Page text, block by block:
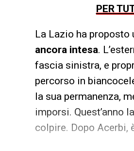
PER
La Lazio ha proposto
ancora intesa.
fascia sinistra, e
percorso in
la sua permanenza,
imporsi. Quest’anno
colpire. Dopo Acerbi,